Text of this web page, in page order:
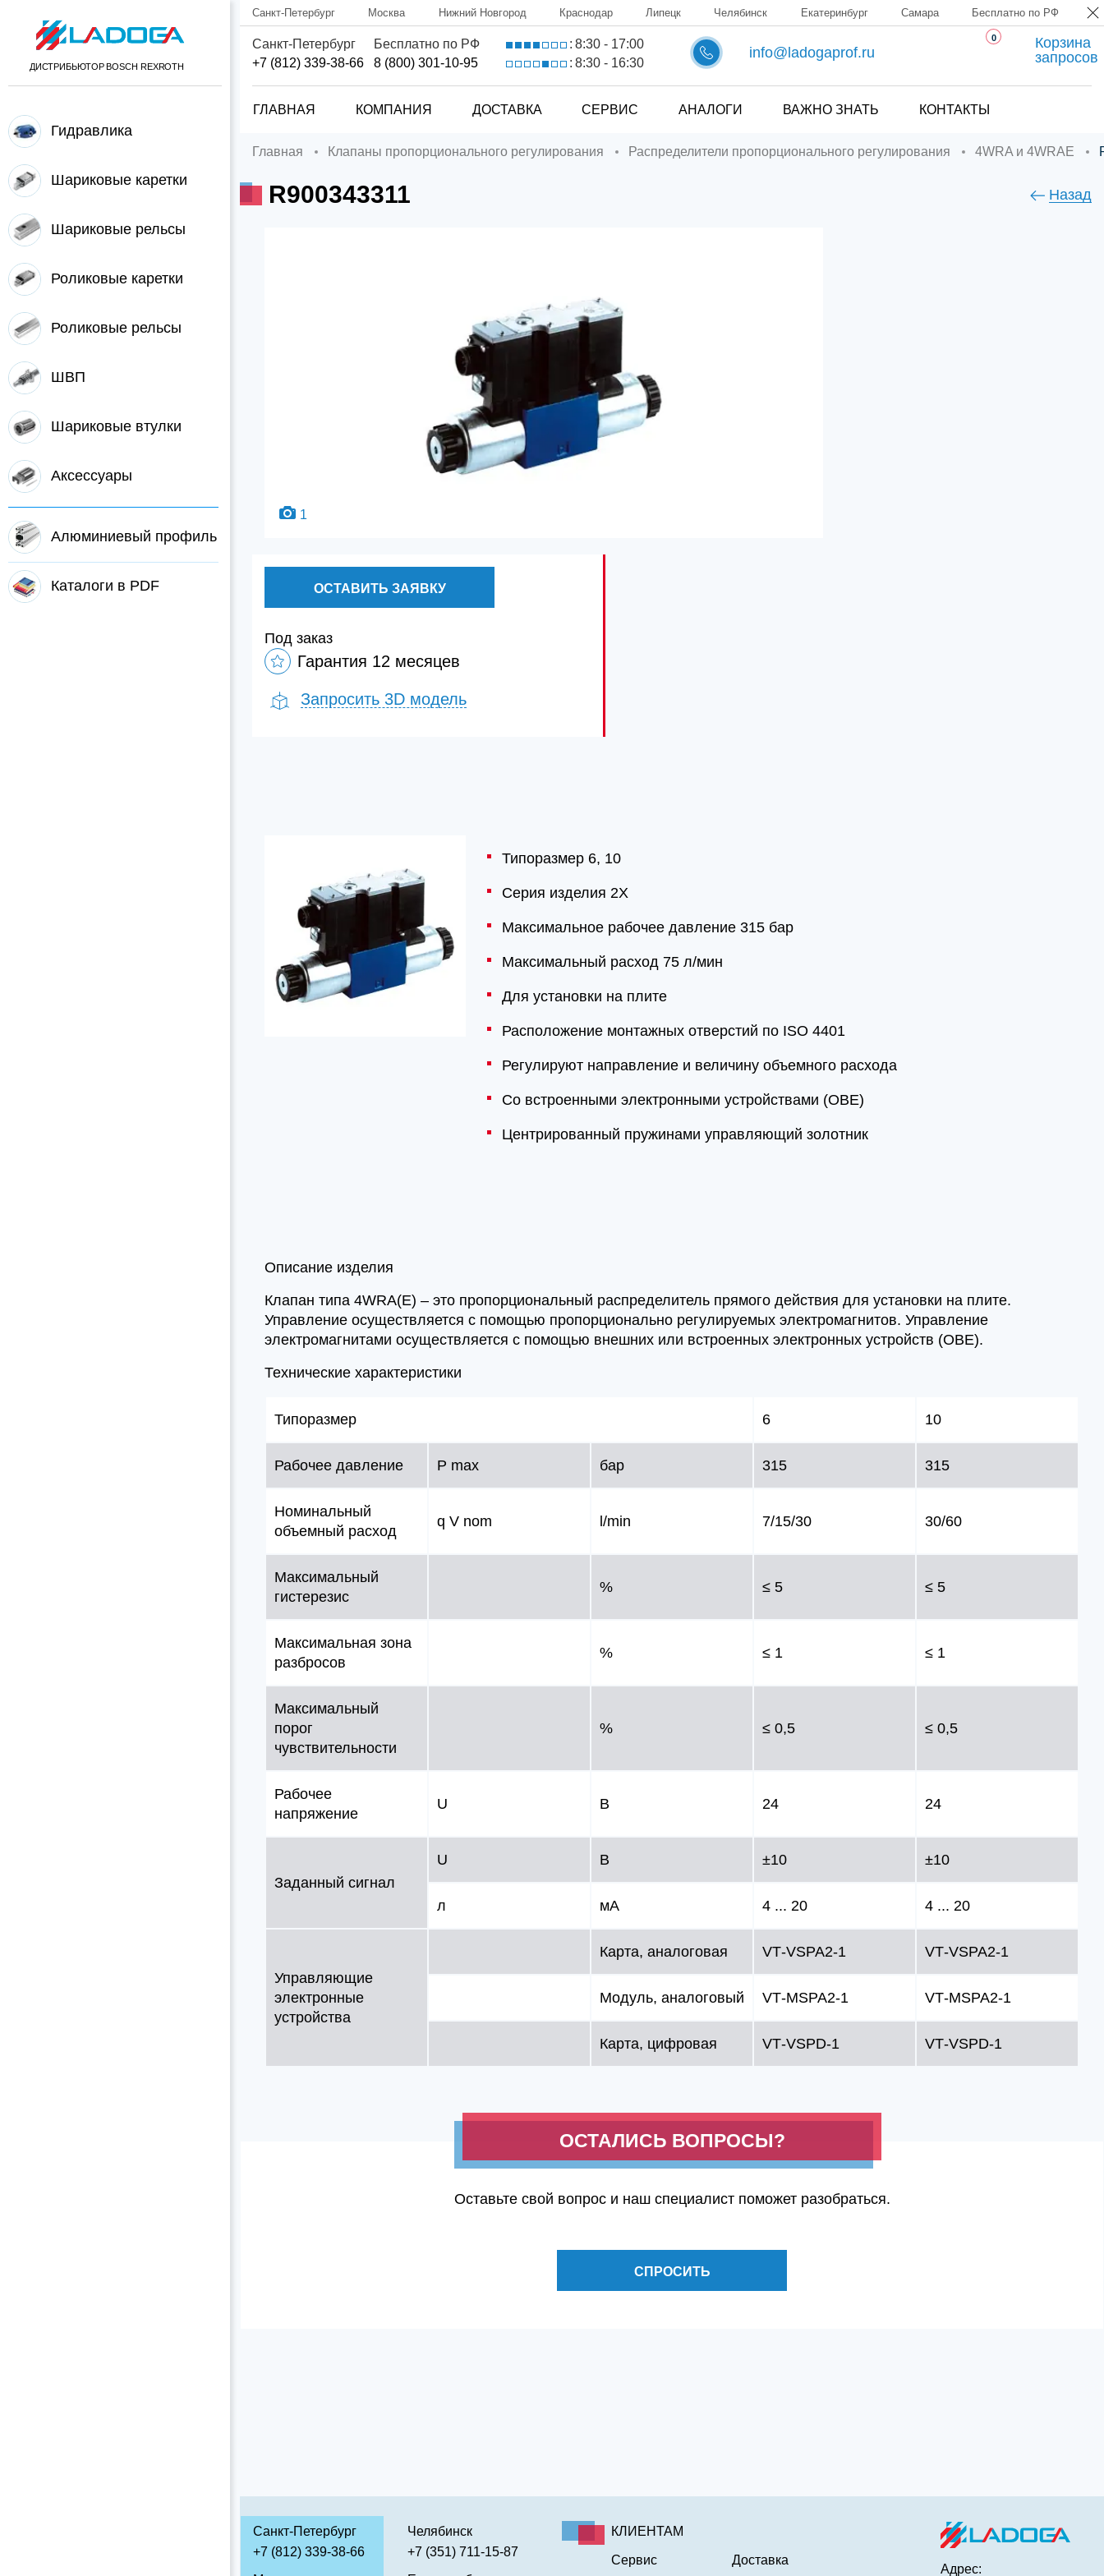
ДИСТРИБЬЮТОР BOSCH REXROTH
Гидравлика
Шариковые каретки
Шариковые рельсы
Роликовые каретки
Роликовые рельсы
ШВП
Шариковые втулки
Аксессуары
Алюминиевый профиль
Каталоги в PDF
Санкт-Петербург Москва Нижний Новгород Краснодар Липецк Челябинск Екатеринбург Самара Бесплатно по РФ
Санкт-Петербург
+7 (812) 339-38-66
Бесплатно по РФ
8 (800) 301-10-95
: 8:30 - 17:00
: 8:30 - 16:30
info@ladogaprof.ru
0
Корзина
запросов
ГЛАВНАЯ КОМПАНИЯ ДОСТАВКА СЕРВИС АНАЛОГИ ВАЖНО ЗНАТЬ КОНТАКТЫ
Главная Клапаны пропорционального регулирования Распределители пропорционального регулирования 4WRA и 4WRAE
R900343311 Назад
1
ОСТАВИТЬ ЗАЯВКУ
Под заказ
Гарантия 12 месяцев
Запросить 3D модель
Типоразмер 6, 10
Серия изделия 2X
Максимальное рабочее давление 315 бар
Максимальный расход 75 л/мин
Для установки на плите
Расположение монтажных отверстий по ISO 4401
Регулируют направление и величину объемного расхода
Со встроенными электронными устройствами (OBE)
Центрированный пружинами управляющий золотник
Описание изделия
Клапан типа 4WRA(E) – это пропорциональный распределитель прямого действия для установки на плите.
Управление осуществляется с помощью пропорционально регулируемых электромагнитов. Управление
электромагнитами осуществляется с помощью внешних или встроенных электронных устройств (OBE).
Технические характеристики
Типоразмер 6 10
Рабочее давление P max бар 315 315
Номинальный
объемный расход
q V nom l/min 7/15/30 30/60
Максимальный
гистерезис
% ≤ 5 ≤ 5
Максимальная зона
разбросов
% ≤ 1 ≤ 1
Максимальный
порог
чувствительности
% ≤ 0,5 ≤ 0,5
Рабочее
напряжение
U В 24 24
Заданный сигнал
U В ±10 ±10
л мA 4 ... 20 4 ... 20
Управляющие
электронные
устройства
Карта, аналоговая VT‑VSPA2‑1 VT‑VSPA2‑1
Модуль, аналоговый VT‑MSPA2‑1 VT‑MSPA2‑1
Карта, цифровая VT‑VSPD‑1 VT‑VSPD‑1
ОСТАЛИСЬ ВОПРОСЫ?
Оставьте свой вопрос и наш специалист поможет разобраться.
СПРОСИТЬ
Санкт-Петербург
+7 (812) 339-38-66
Челябинск
+7 (351) 711-15-87
КЛИЕНТАМ
Сервис Доставка
Адрес: